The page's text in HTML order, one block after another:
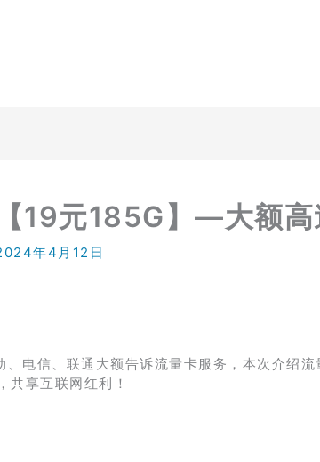
19元185G】—大额高
年4月12日
、电信、联通大额告诉流量卡服务，本次介绍
共享互联网红利！